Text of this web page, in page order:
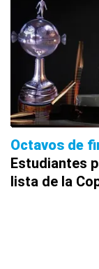
Octavos de
Estudiantes
lista de la